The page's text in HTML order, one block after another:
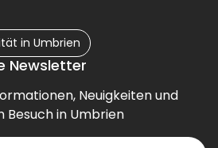
in Umbrien
Newsletter
Neuigkeiten und
Besuch in Umbrien